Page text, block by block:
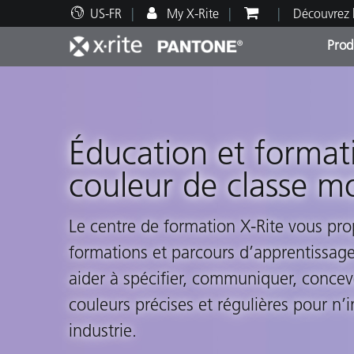
US-FR My X-Rite
Automobile
Textile
Éducation et
couleur de classe
Le centre de formation X-Rite vous
formations et parcours
aider à spécifier, communiquer,
couleurs précises et régulières pour
industrie.